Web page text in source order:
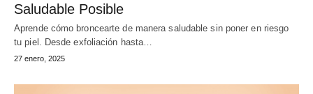
Saludable Posible
Aprende cómo broncearte de manera saludable sin poner en riesgo
tu piel. Desde exfoliación hasta…
27 enero, 2025